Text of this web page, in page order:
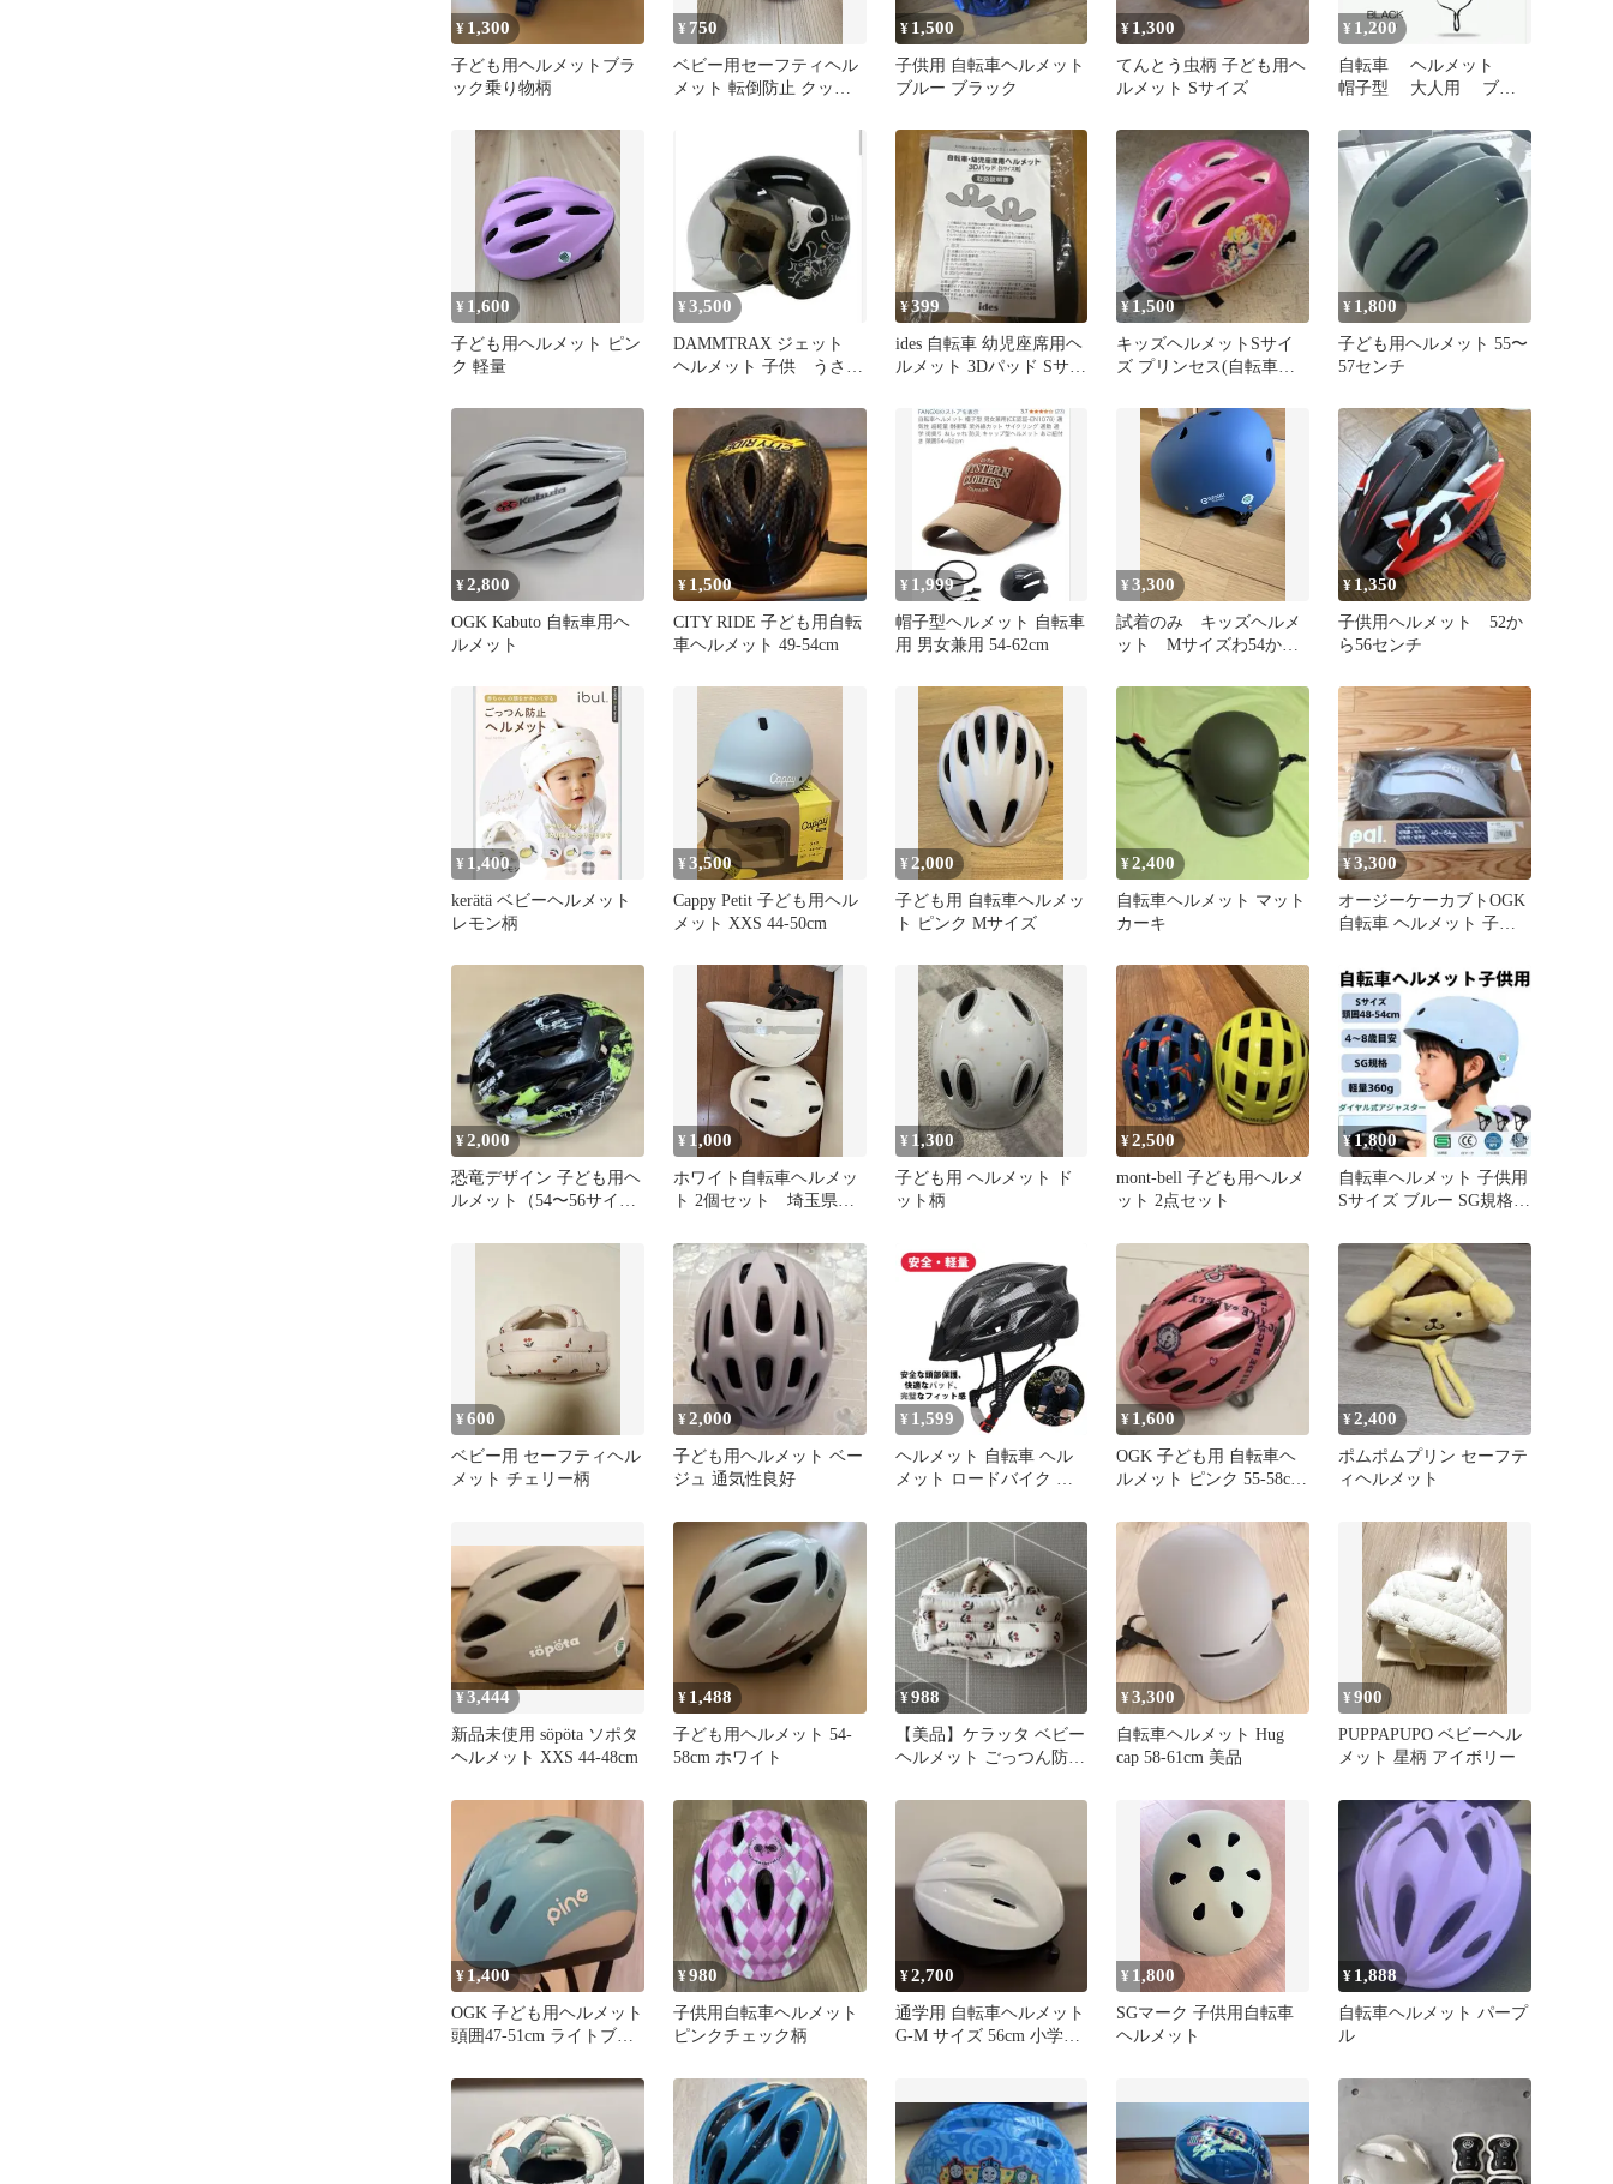
¥ 1,300
子ども用ヘルメットブラ
ック乗り物柄
¥ 750
ベビー用セーフティヘル
メット 転倒防止 クッシ
¥ 1,500
子供用 自転車ヘルメット
ブルー ブラック
¥ 1,300
てんとう虫柄 子ども用ヘ
ルメット Sサイズ
¥ 1,200
自転車 ヘルメット
帽子型 大人用 ブラ
¥ 1,600
子ども用ヘルメット ピン
ク 軽量
¥ 3,500
DAMMTRAX ジェット
ヘルメット 子供 うさ
¥399
ides 自転車 幼児座席用ヘ
ルメット 3Dパッド Sサイ
¥1,500
キッズヘルメットSサイ
ズ プリンセス(自転車座
¥ 1,800
子ども用ヘルメット 55〜
57センチ
¥2,800
OGK Kabuto 自転車用ヘ
ルメット
¥ 1,500
CITY RIDE 子ども用自転
車ヘルメット 49-54cm
¥ 1,999
帽子型ヘルメット 自転車
用 男女兼用 54-62cm
¥3,300
試着のみ キッズヘルメ
ット Mサイズわ54から
¥ 1,350
子供用ヘルメット 52か
ら56センチ
¥ 1,400
kerätä ベビーヘルメット
レモン柄
¥3,500
Cappy Petit 子ども用ヘル
メット XXS 44-50cm
¥ 2,000
子ども用 自転車ヘルメッ
ト ピンク Mサイズ
¥2,400
自転車ヘルメット マット
カーキ
¥3,300
オージーケーカブトOGK
自転車 ヘルメット 子ど
¥2,000
恐竜デザイン 子ども用ヘ
ルメット（54〜56サイ
¥ 1,000
ホワイト自転車ヘルメッ
ト 2個セット 埼玉県中
¥ 1,300
子ども用 ヘルメット ド
ット柄
¥2,500
mont-bell 子ども用ヘルメ
ット 2点セット
¥1,800
自転車ヘルメット 子供用
Sサイズ ブルー SG規格
¥600
ベビー用 セーフティヘル
メット チェリー柄
¥2,000
子ども用ヘルメット ベー
ジュ 通気性良好
¥ 1,599
ヘルメット 自転車 ヘル
メット ロードバイク ヘ
ト男性 ヘルメット 自転
車 女性 超強衝撃吸収 軽
量透気 男女用自転車 イ
ンラインスケートヘルメ
ット 53-62cm調節 安全性
抜群の一体成型デザイン
¥ 1,600
OGK 子ども用 自転車ヘ
ルメット ピンク 55-58cm
¥2,400
ポムポムプリン セーフテ
ィヘルメット
¥3,444
新品未使用 söpöta ソポタ
ヘルメット XXS 44-48cm
¥ 1,488
子ども用ヘルメット 54-
58cm ホワイト
¥988
【美品】ケラッタ ベビー
ヘルメット ごっつん防止
¥3,300
自転車ヘルメット Hug
cap 58-61cm 美品
¥900
PUPPAPUPO ベビーヘル
メット 星柄 アイボリー
¥ 1,400
OGK 子ども用ヘルメット
頭囲47-51cm ライトブル
¥980
子供用自転車ヘルメット
ピンクチェック柄
¥2,700
通学用 自転車ヘルメット
G-M サイズ 56cm 小学
¥ 1,800
SGマーク 子供用自転車
ヘルメット
¥ 1,888
自転車ヘルメット パープ
ル